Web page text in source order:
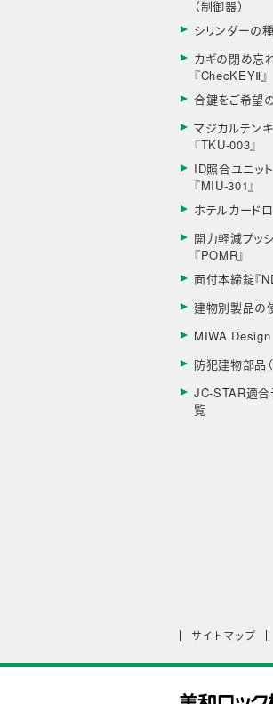
（制御器）
シリンダーの
カギの閉め忘
『ChecKEYⅡ』
合鍵をご希望
マジカルテン
『TKU-003』
ID照合ユニット
『MIU-301』
ホテルカード
開力軽減プッ
『POMR』
面付本締錠『
建物別製品の
MIWA Design
防犯建物部品
JC-STAR適合
覧
サイトマップ